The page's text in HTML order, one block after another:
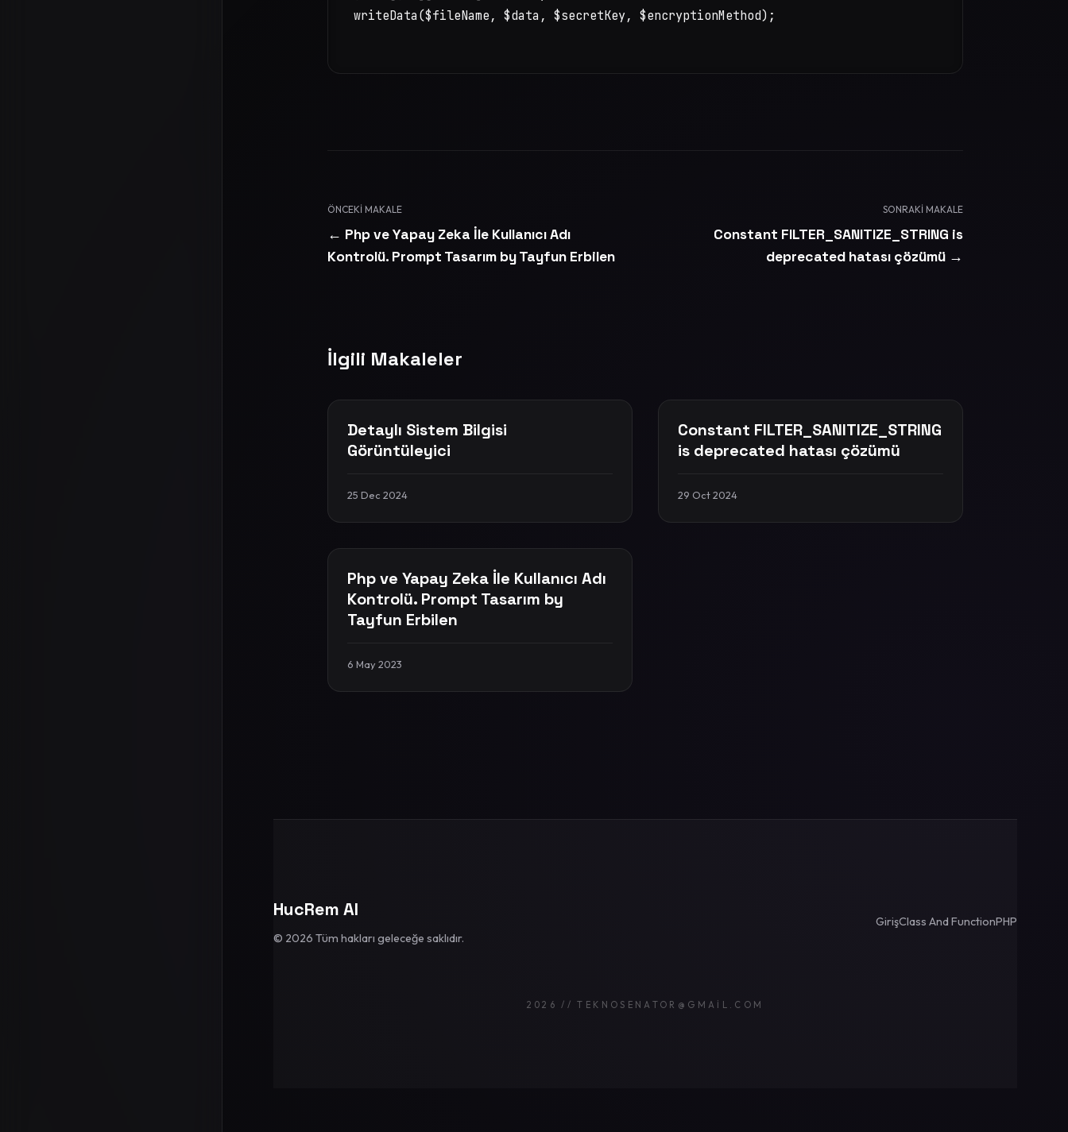
writeData($fileName, $data, $secretKey, $encryptionMethod);
ÖNCEKI MAKALE
← Php ve Yapay Zeka İle Kullanıcı Adı
Kontrolü. Prompt Tasarım by Tayfun Erbilen
SONRAKI MAKALE
Constant FILTER_SANITIZE_STRING is
deprecated hatası çözümü →
İlgili Makaleler
Detaylı Sistem Bilgisi
Görüntüleyici
25 Dec 2024
Constant FILTER_SANITIZE_STRING
is deprecated hatası çözümü
29 Oct 2024
Php ve Yapay Zeka İle Kullanıcı Adı
Kontrolü. Prompt Tasarım by
Tayfun Erbilen
6 May 2023
HucRem AI
© 2026 Tüm hakları geleceğe saklıdır.
GirişClass And FunctionPHP
2026 // TEKNOSENATOR@GMAIL.COM